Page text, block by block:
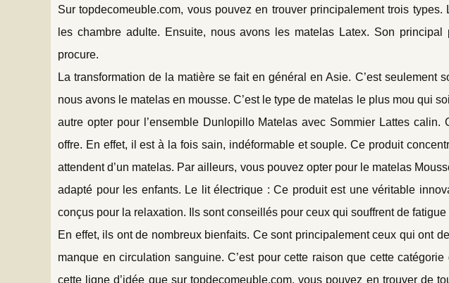
Sur topdecomeuble.com, vous pouvez en trouver principalement trois
les chambre adulte. Ensuite, nous avons les matelas Latex. Son principal
procure.
La transformation de la matière se fait en général en Asie. C’est seulement
nous avons le matelas en mousse. C’est le type de matelas le plus mou qui
autre opter pour l’ensemble Dunlopillo Matelas avec Sommier Lattes calin.
offre. En effet, il est à la fois sain, indéformable et souple. Ce produit
attendent d’un matelas. Par ailleurs, vous pouvez opter pour le matelas
adapté pour les enfants. Le lit électrique : Ce produit est une véritable
conçus pour la relaxation. Ils sont conseillés pour ceux qui souffrent de fatigue
En effet, ils ont de nombreux bienfaits. Ce sont principalement ceux qui ont
manque en circulation sanguine. C’est pour cette raison que cette
cette ligne d’idée que sur topdecomeuble.com, vous pouvez en trouver de